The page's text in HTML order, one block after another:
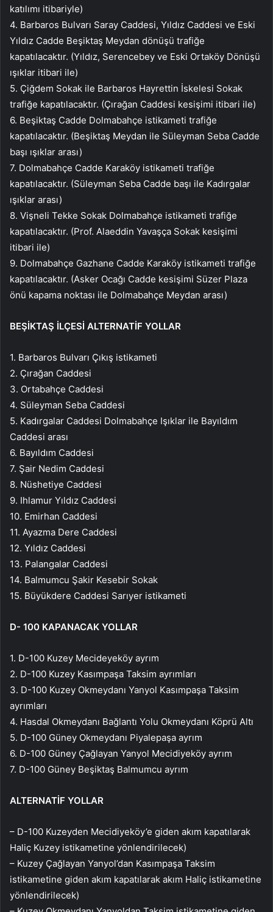
katılımı itibariyle)
4. Barbaros Bulvarı Saray Caddesi, Yıldız Caddesi ve Eski
Yıldız Cadde Beşiktaş Meydan dönüşü trafiğe
kapatılacaktır. (Yıldız, Serencebey ve Eski Ortaköy Dönüşü
ışıklar itibari ile)
5. Çiğdem Sokak ile Barbaros Hayrettin İskelesi Sokak
trafiğe kapatılacaktır. (Çırağan Caddesi kesişimi itibari ile)
6. Beşiktaş Cadde Dolmabahçe istikameti trafiğe
kapatılacaktır. (Beşiktaş Meydan ile Süleyman Seba Cadde
başı ışıklar arası)
7. Dolmabahçe Cadde Karaköy istikameti trafiğe
kapatılacaktır. (Süleyman Seba Cadde başı ile Kadırgalar
ışıklar arası)
8. Vişneli Tekke Sokak Dolmabahçe istikameti trafiğe
kapatılacaktır. (Prof. Alaeddin Yavaşça Sokak kesişimi
itibari ile)
9. Dolmabahçe Gazhane Cadde Karaköy istikameti trafiğe
kapatılacaktır. (Asker Ocağı Cadde kesişimi Süzer Plaza
önü kapama noktası ile Dolmabahçe Meydan arası)
BEŞİKTAŞ İLÇESİ ALTERNATİF YOLLAR
1. Barbaros Bulvarı Çıkış istikameti
2. Çırağan Caddesi
3. Ortabahçe Caddesi
4. Süleyman Seba Caddesi
5. Kadırgalar Caddesi Dolmabahçe Işıklar ile Bayıldım
Caddesi arası
6. Bayıldım Caddesi
7. Şair Nedim Caddesi
8. Nüshetiye Caddesi
9. Ihlamur Yıldız Caddesi
10. Emirhan Caddesi
11. Ayazma Dere Caddesi
12. Yıldız Caddesi
13. Palangalar Caddesi
14. Balmumcu Şakir Kesebir Sokak
15. Büyükdere Caddesi Sarıyer istikameti
D- 100 KAPANACAK YOLLAR
1. D-100 Kuzey Mecideyeköy ayrım
2. D-100 Kuzey Kasımpaşa Taksim ayrımları
3. D-100 Kuzey Okmeydanı Yanyol Kasımpaşa Taksim
ayrımları
4. Hasdal Okmeydanı Bağlantı Yolu Okmeydanı Köprü Altı
5. D-100 Güney Okmeydanı Piyalepaşa ayrım
6. D-100 Güney Çağlayan Yanyol Mecidiyeköy ayrım
7. D-100 Güney Beşiktaş Balmumcu ayrım
ALTERNATİF YOLLAR
– D-100 Kuzeyden Mecidiyeköy’e giden akım kapatılarak
Haliç Kuzey istikametine yönlendirilecek)
– Kuzey Çağlayan Yanyol’dan Kasımpaşa Taksim
istikametine giden akım kapatılarak akım Haliç istikametine
yönlendirilecek)